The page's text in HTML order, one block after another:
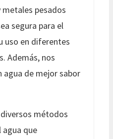
pesados
segura para el
uso en diferentes
Además, nos
agua de mejor sabor
métodos
agua que